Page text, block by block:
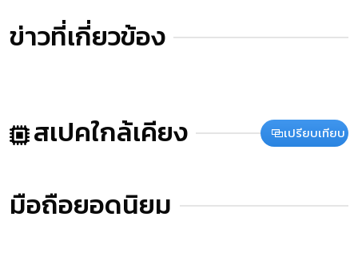
ข่าวที่เกี่ยวข้อง
สเปคใกล้เคียง เปรียบเทียบ
มือถือยอดนิยม